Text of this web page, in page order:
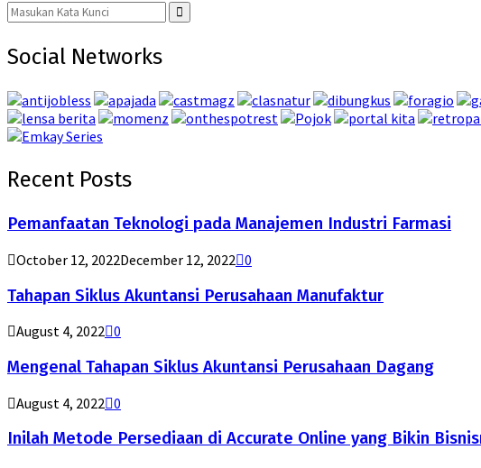
Search
for:
Search
Social Networks
Recent Posts
Pemanfaatan Teknologi pada Manajemen Industri Farmasi
October 12, 2022December 12, 2022 0
Tahapan Siklus Akuntansi Perusahaan Manufaktur
August 4, 2022 0
Mengenal Tahapan Siklus Akuntansi Perusahaan Dagang
August 4, 2022 0
Inilah Metode Persediaan di Accurate Online yang Bikin